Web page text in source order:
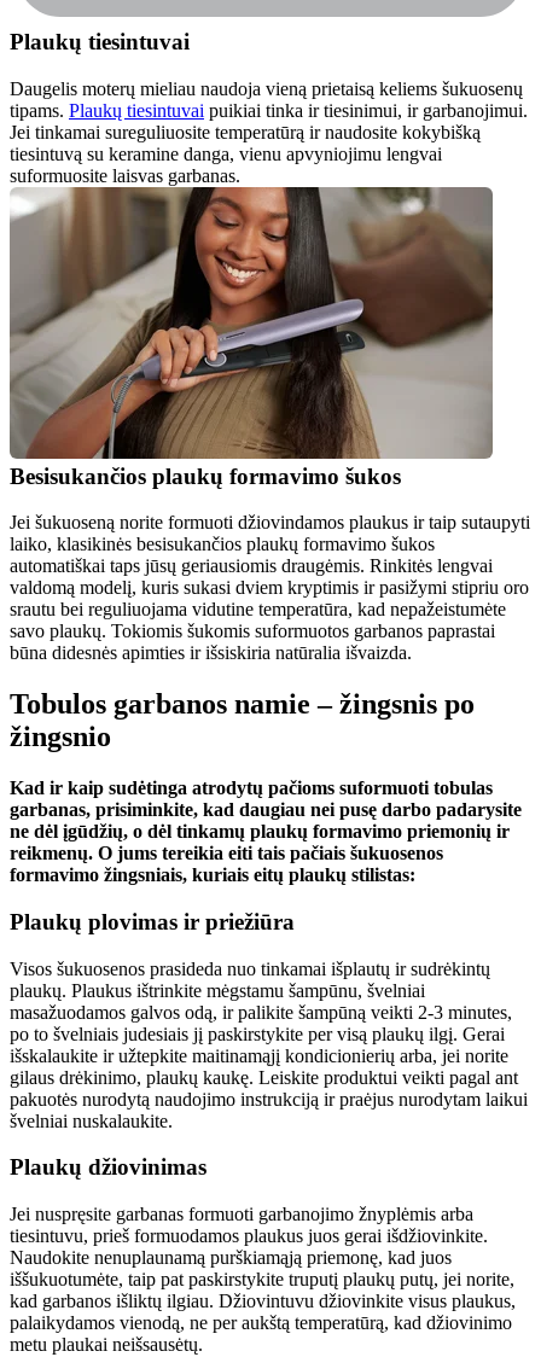
Plaukų tiesintuvai
Daugelis moterų mieliau naudoja vieną prietaisą keliems šukuosenų
tipams. Plaukų tiesintuvai puikiai tinka ir tiesinimui, ir garbanojimui.
Jei tinkamai sureguliuosite temperatūrą ir naudosite kokybišką
tiesintuvą su keramine danga, vienu apvyniojimu lengvai
suformuosite laisvas garbanas.
Besisukančios plaukų formavimo šukos
Jei šukuoseną norite formuoti džiovindamos plaukus ir taip sutaupyti
laiko, klasikinės besisukančios plaukų formavimo šukos
automatiškai taps jūsų geriausiomis draugėmis. Rinkitės lengvai
valdomą modelį, kuris sukasi dviem kryptimis ir pasižymi stipriu oro
srautu bei reguliuojama vidutine temperatūra, kad nepažeistumėte
savo plaukų. Tokiomis šukomis suformuotos garbanos paprastai
būna didesnės apimties ir išsiskiria natūralia išvaizda.
Tobulos garbanos namie – žingsnis po
žingsnio
Kad ir kaip sudėtinga atrodytų pačioms suformuoti tobulas
garbanas, prisiminkite, kad daugiau nei pusę darbo padarysite
ne dėl įgūdžių, o dėl tinkamų plaukų formavimo priemonių ir
reikmenų. O jums tereikia eiti tais pačiais šukuosenos
formavimo žingsniais, kuriais eitų plaukų stilistas:
Plaukų plovimas ir priežiūra
Visos šukuosenos prasideda nuo tinkamai išplautų ir sudrėkintų
plaukų. Plaukus ištrinkite mėgstamu šampūnu, švelniai
masažuodamos galvos odą, ir palikite šampūną veikti 2-3 minutes,
po to švelniais judesiais jį paskirstykite per visą plaukų ilgį. Gerai
išskalaukite ir užtepkite maitinamąjį kondicionierių arba, jei norite
gilaus drėkinimo, plaukų kaukę. Leiskite produktui veikti pagal ant
pakuotės nurodytą naudojimo instrukciją ir praėjus nurodytam laikui
švelniai nuskalaukite.
Plaukų džiovinimas
Jei nuspręsite garbanas formuoti garbanojimo žnyplėmis arba
tiesintuvu, prieš formuodamos plaukus juos gerai išdžiovinkite.
Naudokite nenuplaunamą purškiamąją priemonę, kad juos
iššukuotumėte, taip pat paskirstykite truputį plaukų putų, jei norite,
kad garbanos išliktų ilgiau. Džiovintuvu džiovinkite visus plaukus,
palaikydamos vienodą, ne per aukštą temperatūrą, kad džiovinimo
metu plaukai neišsausėtų.